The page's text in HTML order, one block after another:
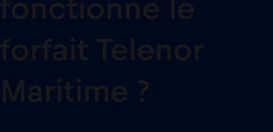
Maritime ?
AIDA Cruises